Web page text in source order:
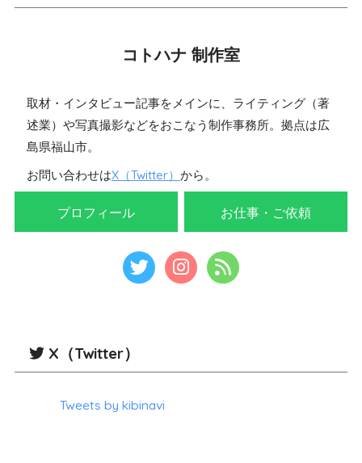
コトハナ 制作室
取材・インタビュー記事をメインに、ライティング（著
述業）や写真撮影などをおこなう制作事務所。拠点は広
島県福山市。
お問い合わせはX（Twitter） から。
プロフィール お仕事・ご依頼
X（Twitter）
Tweets by kibinavi